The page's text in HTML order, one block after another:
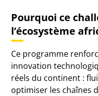
Pourquoi ce
l’écosystème
Ce programme
innovation
réels du continent :
optimiser les chaînes